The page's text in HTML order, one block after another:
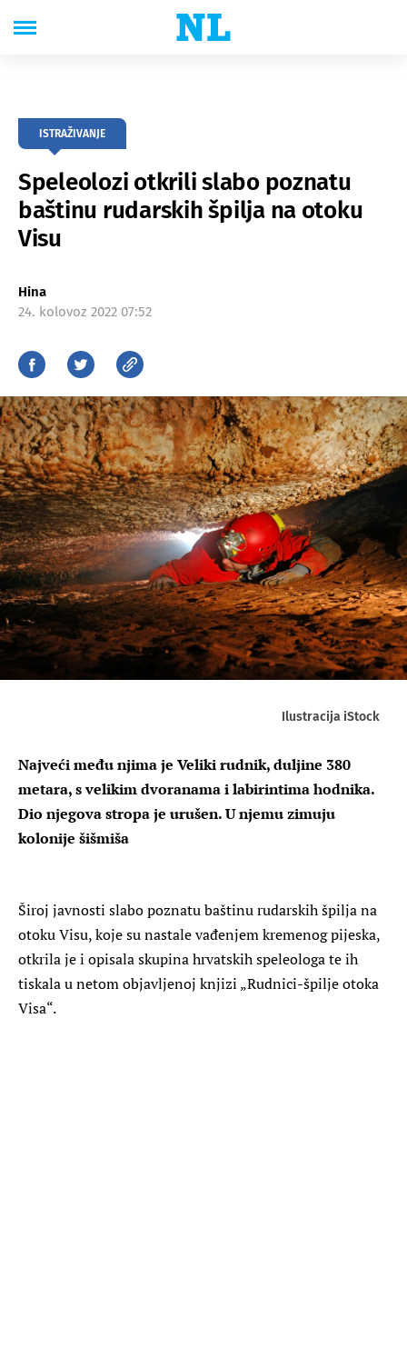
ISTRAŽIVANJE
Speleolozi otkrili slabo poznatu
baštinu rudarskih špilja na otoku
Visu
Hina
24. kolovoz 2022 07:52
Ilustracija iStock
Najveći među njima je Veliki rudnik, duljine 380
metara, s velikim dvoranama i labirintima hodnika.
Dio njegova stropa je urušen. U njemu zimuju
kolonije šišmiša
Široj javnosti slabo poznatu baštinu rudarskih špilja na
otoku Visu, koje su nastale vađenjem kremenog pijeska,
otkrila je i opisala skupina hrvatskih speleologa te ih
tiskala u netom objavljenoj knjizi „Rudnici-špilje otoka
Visa“.